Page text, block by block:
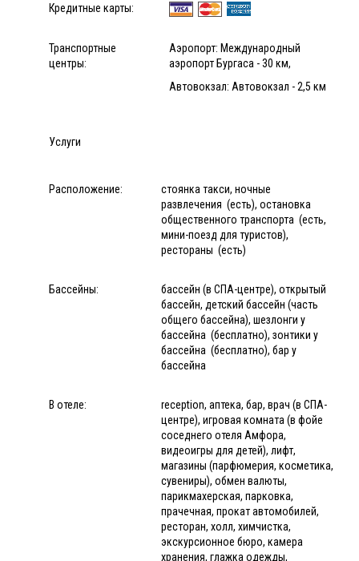
Кредитные карты:
Транспортные
центры:
Аэропорт: Международный
аэропорт Бургаса - 30 км,
Автовокзал: Автовокзал - 2,5 км
Услуги
Расположение:
стоянка такси, ночные
развлечения (есть), остановка
общественного транспорта (есть,
мини-поезд для туристов),
рестораны (есть)
Бассейны:
бассейн (в СПА-центре), открытый
бассейн, детский бассейн (часть
общего бассейна), шезлонги у
бассейна (бесплатно), зонтики у
бассейна (бесплатно), бар у
бассейна
В отеле:
reception, аптека, бар, врач (в СПА-
центре), игровая комната (в фойе
соседнего отеля Амфора,
видеоигры для детей), лифт,
магазины (парфюмерия, косметика,
сувениры), обмен валюты,
парикмахерская, парковка,
прачечная, прокат автомобилей,
ресторан, холл, химчистка,
экскурсионное бюро, камера
хранения, глажка одежды,